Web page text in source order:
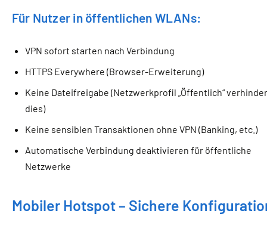
Für Nutzer in öffentlichen WLANs:
VPN sofort starten nach Verbindung
HTTPS Everywhere (Browser-Erweiterung)
Keine Dateifreigabe (Netzwerkprofil „Öffentlich“
dies)
Keine sensiblen Transaktionen ohne VPN (Banking, etc.)
Automatische Verbindung deaktivieren für öffentliche
Netzwerke
Mobiler Hotspot – Sichere